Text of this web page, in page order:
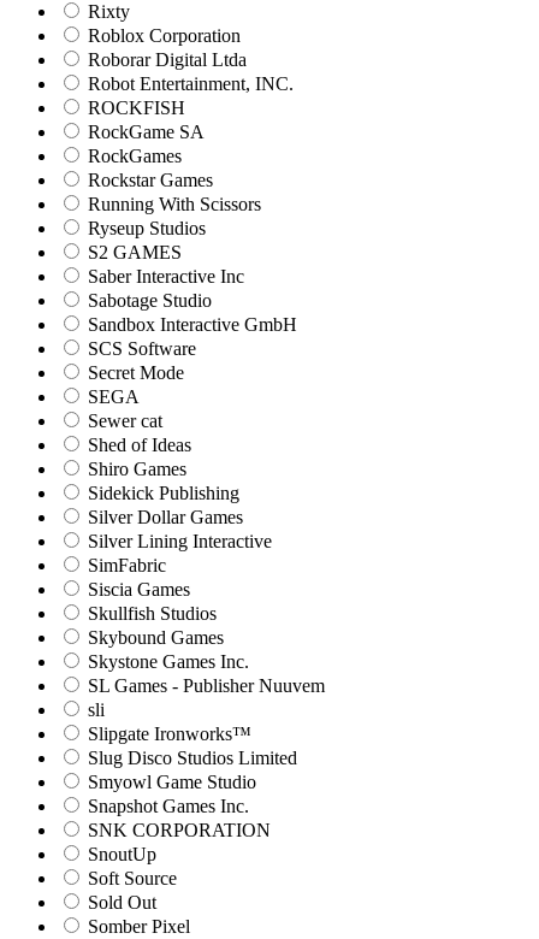
Rixty
Roblox Corporation
Roborar Digital Ltda
Robot Entertainment, INC.
ROCKFISH
RockGame SA
RockGames
Rockstar Games
Running With Scissors
Ryseup Studios
S2 GAMES
Saber Interactive Inc
Sabotage Studio
Sandbox Interactive GmbH
SCS Software
Secret Mode
SEGA
Sewer cat
Shed of Ideas
Shiro Games
Sidekick Publishing
Silver Dollar Games
Silver Lining Interactive
SimFabric
Siscia Games
Skullfish Studios
Skybound Games
Skystone Games Inc.
SL Games - Publisher Nuuvem
sli
Slipgate Ironworks™
Slug Disco Studios Limited
Smyowl Game Studio
Snapshot Games Inc.
SNK CORPORATION
SnoutUp
Soft Source
Sold Out
Somber Pixel